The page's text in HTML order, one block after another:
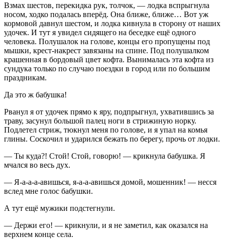
Взмах шестов, перекидка рук, толчок, — лодка вспрыгнула
носом, ходко подалась вперёд. Она ближе, ближе… Вот уж
кормовой давнул шестом, и лодка кивнула в сторону от наших
удочек. И тут я увидел сидящего на беседке ещё одного
человека. Полушалок на голове, концы его пропущены под
мышки, крест-накрест завязаны на спине. Под полушалком
крашенная в бордовый цвет кофта. Вынималась эта кофта из
сундука только по случаю поездки в город или по большим
праздникам.
Да это ж бабушка!
Рванул я от удочек прямо к яру, подпрыгнул, ухватившись за
траву, засунул большой палец ноги в стрижиную норку.
Подлетел стриж, тюкнул меня по голове, и я упал на комья
глины. Соскочил и ударился бежать по берегу, прочь от лодки.
— Ты куда?! Стой! Стой, говорю! — крикнула бабушка. Я
мчался во весь дух.
— Я-а-а-а-авишься, я-а-а-авишься домой, мошенник! — несся
вслед мне голос бабушки.
А тут ещё мужики подстегнули.
— Держи его! — крикнули, и я не заметил, как оказался на
верхнем конце села.